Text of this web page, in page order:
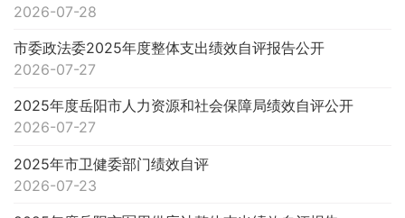
2026-07-28
市委政法委2025年度整体支出绩效自评报告公开
2026-07-27
2025年度岳阳市人力资源和社会保障局绩效自评公开
2026-07-27
2025年市卫健委部门绩效自评
2026-07-23